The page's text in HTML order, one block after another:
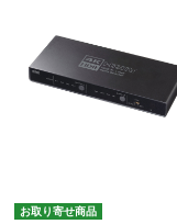
お取り寄せ商品